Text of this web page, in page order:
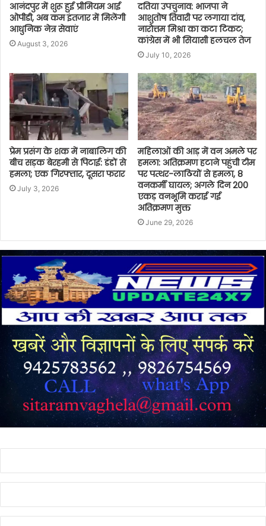
आनंदपुर में शुरू हुई प्रीमियम आई
ओपीडी, अब कम इंतजार में मिलेंगी
आधुनिक नेत्र सेवाएं
August 3, 2026
दतिया उपचुनाव: भाजपा ने
आशुतोष तिवारी पर लगाया दांव,
नारोत्तम मिश्रा का कटा टिकट;
कांग्रेस में भी सियासी हलचल तेज
July 10, 2026
प्रेम प्रसंग के शक में नाबालिग की
बीच सड़क बेरहमी से पिटाई: डंडों से
हमला; एक गिरफ्तार, दूसरा फरार
July 3, 2026
महिलाओं की आड़ में वन अमले पर
हमला: अतिक्रमण हटाने पहुंची टीम
पर पत्थर-लाठियों से हमला, 8
वनकर्मी घायल; अगले दिन 200
एकड़ वनभूमि कराई गई
अतिक्रमण मुक्त
June 29, 2026